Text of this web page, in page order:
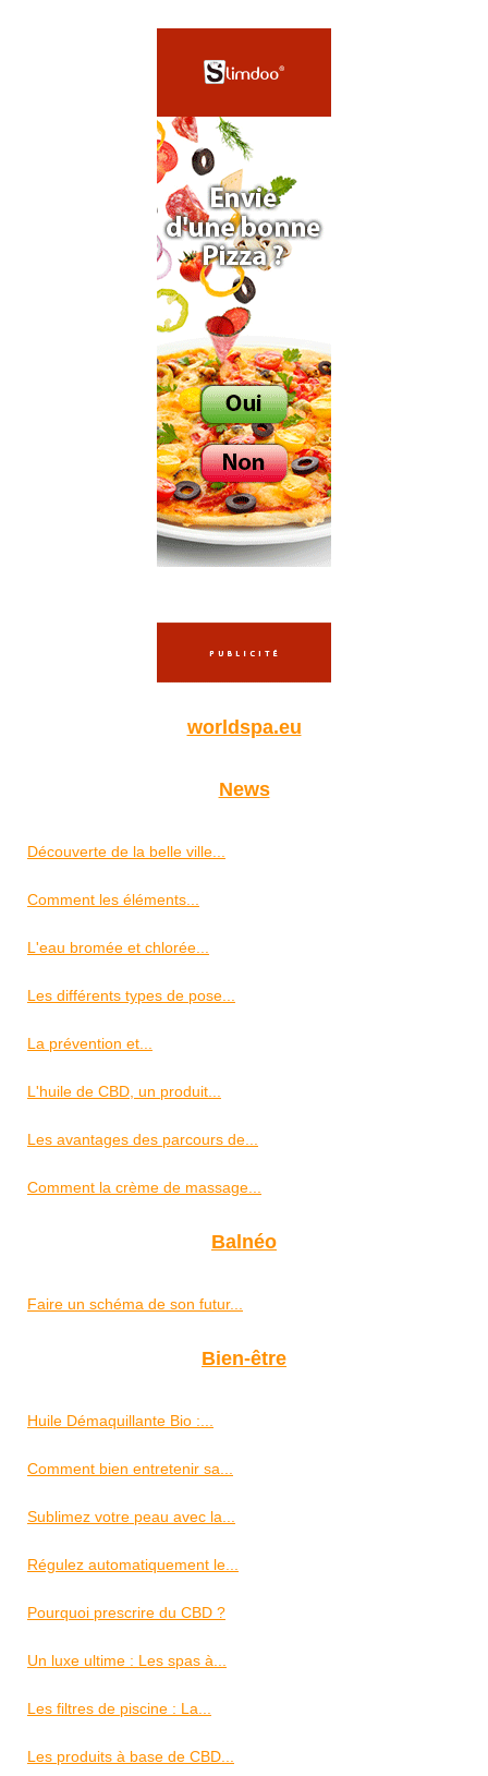
worldspa.eu
News
Découverte de la belle ville...
Comment les éléments...
L'eau bromée et chlorée...
Les différents types de pose...
La prévention et...
L'huile de CBD, un produit...
Les avantages des parcours de...
Comment la crème de massage...
Balnéo
Faire un schéma de son futur...
Bien-être
Huile Démaquillante Bio :...
Comment bien entretenir sa...
Sublimez votre peau avec la...
Régulez automatiquement le...
Pourquoi prescrire du CBD ?
Un luxe ultime : Les spas à...
Les filtres de piscine : La...
Les produits à base de CBD...